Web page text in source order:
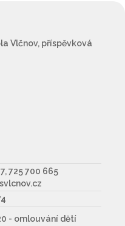
Vlčnov, příspěvková
725 700 665
- omlouvání dětí